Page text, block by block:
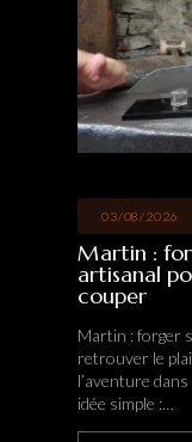
03/08/2026
Martin :
artisanal
couper
Martin : forger
retrouver le
l’aventure
idée simple :…